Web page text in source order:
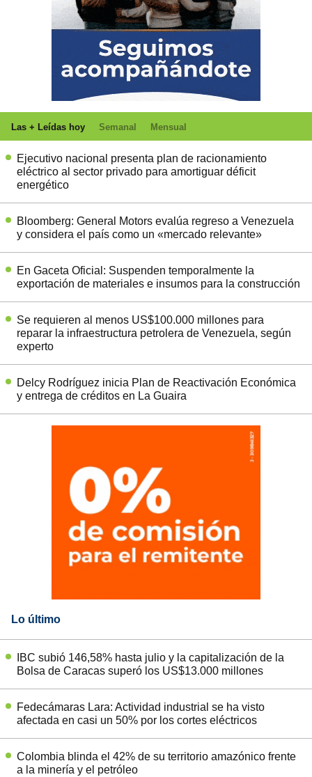
Las + Leídas hoy Semanal Mensual
Ejecutivo nacional presenta plan de racionamiento
eléctrico al sector privado para amortiguar déficit
energético
Bloomberg: General Motors evalúa regreso a Venezuela
y considera el país como un «mercado relevante»
En Gaceta Oficial: Suspenden temporalmente la
exportación de materiales e insumos para la construcción
Se requieren al menos US$100.000 millones para
reparar la infraestructura petrolera de Venezuela, según
experto
Delcy Rodríguez inicia Plan de Reactivación Económica
y entrega de créditos en La Guaira
Lo último
IBC subió 146,58% hasta julio y la capitalización de la
Bolsa de Caracas superó los US$13.000 millones
Fedecámaras Lara: Actividad industrial se ha visto
afectada en casi un 50% por los cortes eléctricos
Colombia blinda el 42% de su territorio amazónico frente
a la minería y el petróleo